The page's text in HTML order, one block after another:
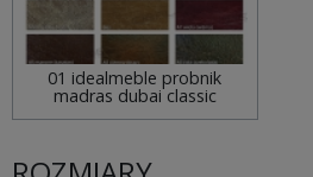
01 idealmeble probnik
madras dubai classic